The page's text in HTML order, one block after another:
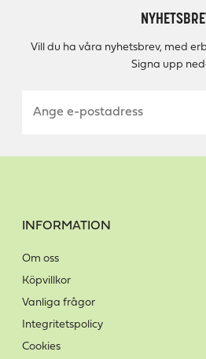
Vill du ha våra nyhetsbrev, med
Signa upp
INFORMATION
Om oss
Köpvillkor
Vanliga frågor
Integritetspolicy
Cookies